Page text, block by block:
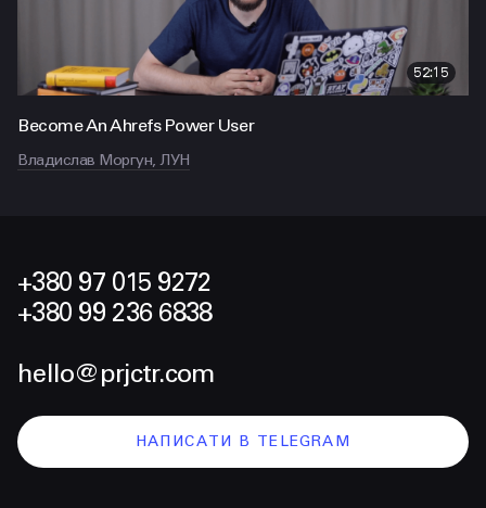
52:15
Become An Ahrefs Power User
Владислав Моргун, ЛУН
+380 97 015 9272
+380 99 236 6838
hello@prjctr.com
НАПИСАТИ В TELEGRAM